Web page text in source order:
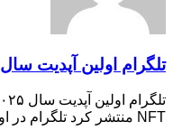
تلگرام اولین آپدیت سال ۲۰۲۵ خود را منتشر کرد
NFT منتشر کرد تلگرام در اولین آپدیت